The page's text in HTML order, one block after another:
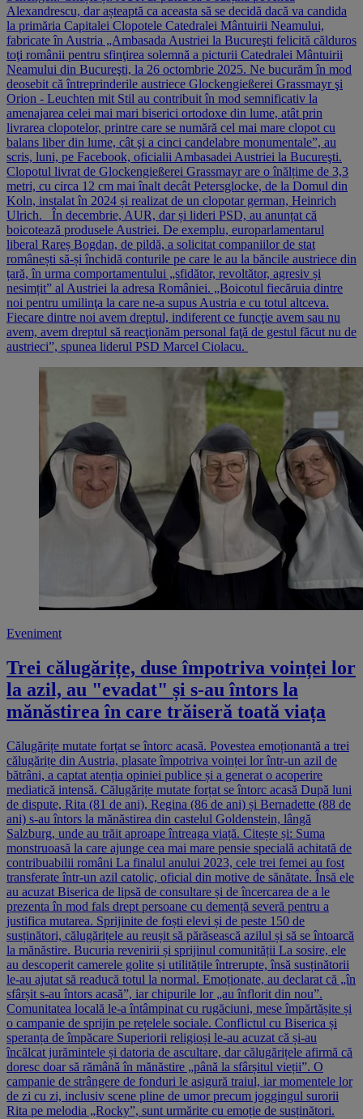
Alexandrescu, dar așteaptă ca aceasta să se decidă dacă va candida
la primăria Capitalei Clopotele Catedralei Mântuirii Neamului,
fabricate în Austria „Ambasada Austriei la Bucureşti felicită călduros
toţi românii pentru sfinţirea solemnă a picturii Catedralei Mântuirii
Neamului din Bucureşti, la 26 octombrie 2025. Ne bucurăm în mod
deosebit că întreprinderile austriece Glockengießerei Grassmayr şi
Orion - Leuchten mit Stil au contribuit în mod semnificativ la
amenajarea celei mai mari biserici ortodoxe din lume, atât prin
livrarea clopotelor, printre care se numără cel mai mare clopot cu
balans liber din lume, cât şi a cinci candelabre monumentale”, au
scris, luni, pe Facebook, oficialii Ambasadei Austriei la Bucureşti.
Clopotul livrat de Glockengießerei Grassmayr are o înălțime de 3,3
metri, cu circa 12 cm mai înalt decât Petersglocke, de la Domul din
Koln, instalat în 2024 și realizat de un clopotar german, Heinrich
Ulrich. În decembrie, AUR, dar și lideri PSD, au anunțat că
boicotează produsele Austriei. De exemplu, europarlamentarul
liberal Rareș Bogdan, de pildă, a solicitat companiilor de stat
românești să-și închidă conturile pe care le au la băncile austriece din
țară, în urma comportamentului „sfidător, revoltător, agresiv și
nesimțit” al Austriei la adresa României. „Boicotul fiecăruia dintre
noi pentru umilinţa la care ne-a supus Austria e cu totul altceva.
Fiecare dintre noi avem dreptul, indiferent ce funcţie avem sau nu
avem, avem dreptul să reacţionăm personal faţă de gestul făcut nu de
austrieci”, spunea liderul PSD Marcel Ciolacu.
Eveniment
Trei călugărițe, duse împotriva voinței lor
la azil, au "evadat" și s-au întors la
mănăstirea în care trăiseră toată viața
Călugărițe mutate forțat se întorc acasă. Povestea emoționantă a trei
călugărițe din Austria, plasate împotriva voinței lor într-un azil de
bătrâni, a captat atenția opiniei publice și a generat o acoperire
mediatică intensă. Călugărițe mutate forțat se întorc acasă După luni
de dispute, Rita (81 de ani), Regina (86 de ani) și Bernadette (88 de
ani) s-au întors la mănăstirea din castelul Goldenstein, lângă
Salzburg, unde au trăit aproape întreaga viață. Citește și: Suma
monstruoasă la care ajunge cea mai mare pensie specială achitată de
contribuabilii români La finalul anului 2023, cele trei femei au fost
transferate într-un azil catolic, oficial din motive de sănătate. Însă ele
au acuzat Biserica de lipsă de consultare și de încercarea de a le
prezenta în mod fals drept persoane cu demență severă pentru a
justifica mutarea. Sprijinite de foști elevi și de peste 150 de
susținători, călugărițele au reușit să părăsească azilul și să se întoarcă
la mănăstire. Bucuria revenirii și sprijinul comunității La sosire, ele
au descoperit camerele golite și utilitățile întrerupte, însă susținătorii
le-au ajutat să readucă totul la normal. Emoționate, au declarat că „în
sfârșit s-au întors acasă”, iar chipurile lor „au înflorit din nou”.
Comunitatea locală le-a întâmpinat cu rugăciuni, mese împărtășite și
o campanie de sprijin pe rețelele sociale. Conflictul cu Biserica și
speranța de împăcare Superiorii religioși le-au acuzat că și-au
încălcat jurămintele și datoria de ascultare, dar călugărițele afirmă că
doresc doar să rămână în mănăstire „până la sfârșitul vieții”. O
campanie de strângere de fonduri le asigură traiul, iar momentele lor
de zi cu zi, inclusiv scene pline de umor precum joggingul surorii
Rita pe melodia „Rocky”, sunt urmărite cu emoție de susținători.